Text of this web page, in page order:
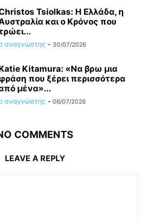
Tsiolkas: Η Ελλάδα, η
και ο Κρόνος που
αναγνώστης - 30/07/2026
Kitamura: «Να βρω μια
που ξέρει περισσότερα
μένα»...
αναγνώστης - 06/07/2026
COMMENTS
LEAVE A REPLY